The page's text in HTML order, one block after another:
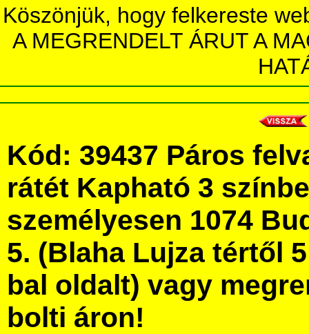
Köszönjük, hogy felkereste
A MEGRENDELT ÁRUT A
Kód: 39437 Páros
rátét Kapható 3
személyesen 1074
5. (Blaha Lujza tértől
bal oldalt) vagy
bolti áron!